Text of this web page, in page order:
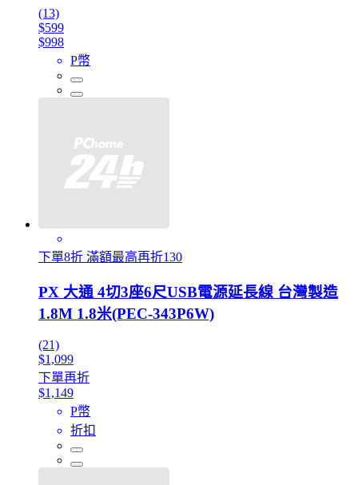
(13)
$599
$998
P幣
下單8折 滿額最高再折130
PX 大通 4切3座6尺USB電源延長線 台灣製造
1.8M 1.8米(PEC-343P6W)
(21)
$1,099
下單再折
$1,149
P幣
折扣